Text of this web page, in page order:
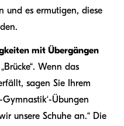
und es ermutigen, diese
mit Übergängen
Wenn das
sagen Sie Ihrem
Gymnastik‘-Übungen
unsere Schuhe an.“ Die